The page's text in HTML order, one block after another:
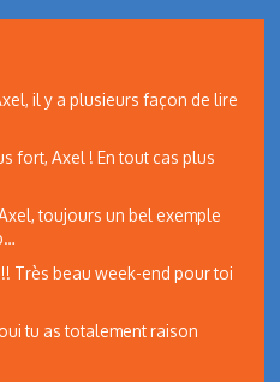
il y a plusieurs façon de lire
fort, Axel ! En tout cas plus
toujours un bel exemple
Très beau week-end pour toi
tu as totalement raison